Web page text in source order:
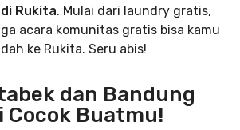
Rukita. Mulai dari laundry gratis,
acara komunitas gratis bisa kamu
ke Rukita. Seru abis!
dan Bandung
Cocok Buatmu!